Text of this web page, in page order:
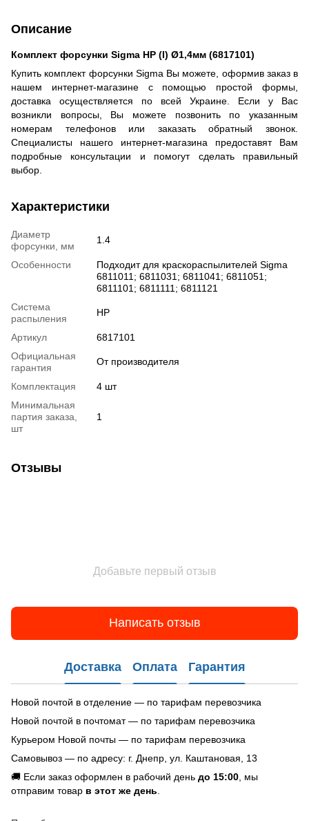
Описание
Комплект форсунки Sigma HP (I) Ø1,4мм (6817101)
Купить комплект форсунки Sigma Вы можете, оформив заказ в
нашем интернет-магазине с помощью простой формы,
доставка осуществляется по всей Украине. Если у Вас
возникли вопросы, Вы можете позвонить по указанным
номерам телефонов или заказать обратный звонок.
Специалисты нашего интернет-магазина предоставят Вам
подробные консультации и помогут сделать правильный
выбор.
Характеристики
Диаметр
форсунки, мм
1.4
Особенности
Подходит для краскораспылителей Sigma
6811011; 6811031; 6811041; 6811051;
6811101; 6811111; 6811121
Система
распыления
HP
Артикул
6817101
Официальная
гарантия
От производителя
Комплектация
4 шт
Минимальная
партия заказа,
шт
1
Отзывы
Добавьте первый отзыв
Написать отзыв
Доставка Оплата Гарантия
Новой почтой в отделение — по тарифам перевозчика
Новой почтой в почтомат — по тарифам перевозчика
Курьером Новой почты — по тарифам перевозчика
Самовывоз — по адресу: г. Днепр, ул. Каштановая, 13
🚚 Если заказ оформлен в рабочий день до 15:00 , мы
отправим товар в этот же день